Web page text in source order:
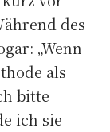
des
„Wenn
als
bitte
ich sie